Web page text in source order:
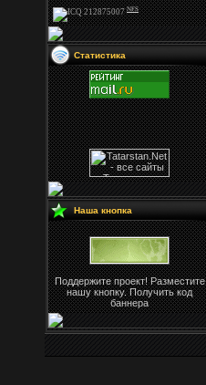
NFS
Статистика
Наша кнопка
Поддержите проект! Разместите
нашу кнопку. Получить код
баннера